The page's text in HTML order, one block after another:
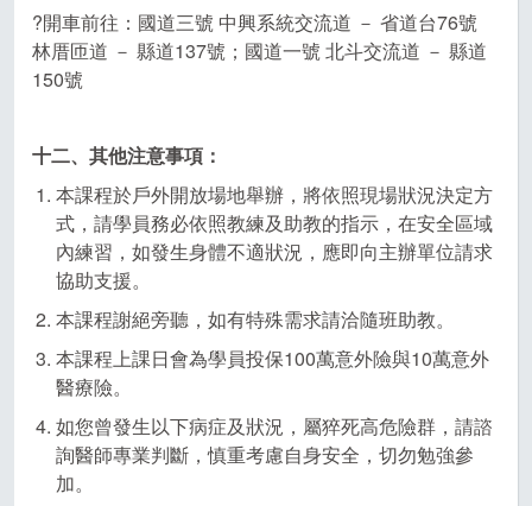
?開車前往：國道三號 中興系統交流道 － 省道台76號
林厝匝道 － 縣道137號；國道一號 北斗交流道 － 縣道
150號
十二、其他注意事項：
本課程於戶外開放場地舉辦，將依照現場狀況決定方
式，請學員務必依照教練及助教的指示，在安全區域
內練習，如發生身體不適狀況，應即向主辦單位請求
協助支援。
本課程謝絕旁聽，如有特殊需求請洽隨班助教。
本課程上課日會為學員投保100萬意外險與10萬意外
醫療險。
如您曾發生以下病症及狀況，屬猝死高危險群，請諮
詢醫師專業判斷，慎重考慮自身安全，切勿勉強參
加。